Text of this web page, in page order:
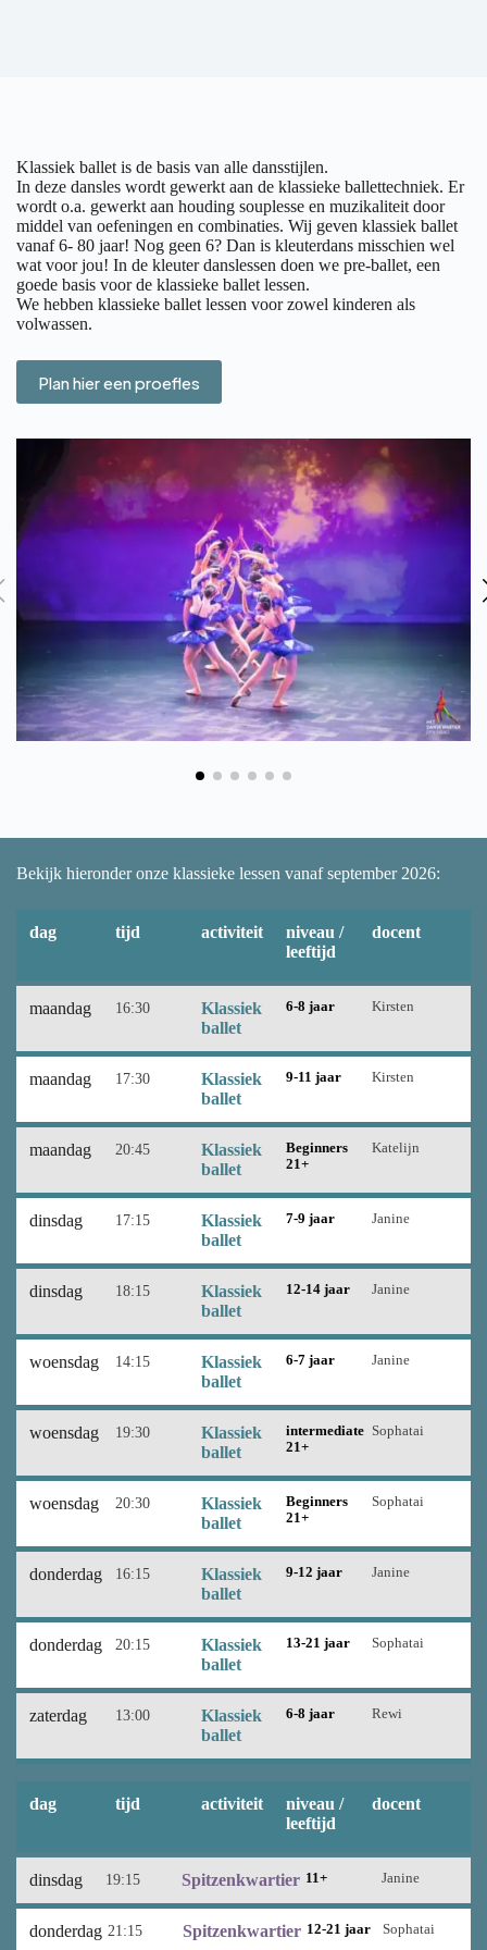
Klassiek ballet is de basis van alle dansstijlen.
In deze dansles wordt gewerkt aan de klassieke ballettechniek. Er
wordt o.a. gewerkt aan houding souplesse en muzikaliteit door
middel van oefeningen en combinaties. Wij geven klassiek ballet
vanaf 6- 80 jaar! Nog geen 6? Dan is kleuterdans misschien wel
wat voor jou! In de kleuter danslessen doen we pre-ballet, een
goede basis voor de klassieke ballet lessen.
We hebben klassieke ballet lessen voor zowel kinderen als
volwassen.
Plan hier een proefles
Bekijk hieronder onze klassieke lessen vanaf september 2026:
dag tijd activiteit
niveau /
leeftijd
docent
maandag 16:30
Klassiek
ballet
6-8 jaar Kirsten
maandag 17:30
Klassiek
ballet
9-11 jaar Kirsten
maandag 20:45
Klassiek
ballet
Beginners
21+
Katelijn
dinsdag 17:15
Klassiek
ballet
7-9 jaar Janine
dinsdag 18:15
Klassiek
ballet
12-14 jaar Janine
woensdag 14:15
Klassiek
ballet
6-7 jaar Janine
woensdag 19:30
Klassiek
ballet
intermediate
21+
Sophatai
woensdag 20:30
Klassiek
ballet
Beginners
21+
Sophatai
donderdag 16:15
Klassiek
ballet
9-12 jaar Janine
donderdag 20:15
Klassiek
ballet
13-21 jaar Sophatai
zaterdag 13:00
Klassiek
ballet
6-8 jaar Rewi
dag tijd activiteit
niveau /
leeftijd
docent
dinsdag 19:15 Spitzenkwartier 11+ Janine
donderdag 21:15 Spitzenkwartier 12-21 jaar Sophatai